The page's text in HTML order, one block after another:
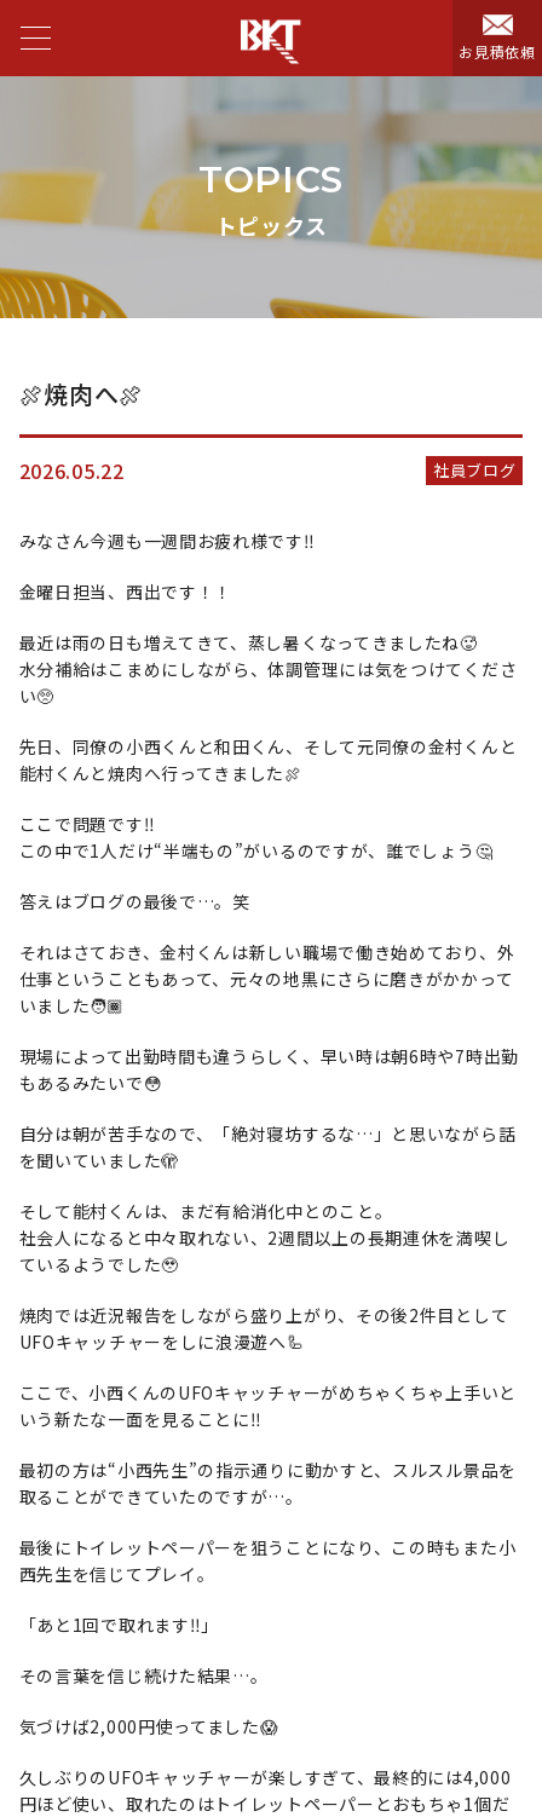
お見積依頼
TOPICS
トピックス
🍖焼肉へ🍖
2026.05.22 社員ブログ
みなさん今週も一週間お疲れ様です‼️
金曜日担当、西出です！！
最近は雨の日も増えてきて、蒸し暑くなってきましたね🥵
水分補給はこまめにしながら、体調管理には気をつけてくださ
い🥺
先日、同僚の小西くんと和田くん、そして元同僚の金村くんと
能村くんと焼肉へ行ってきました🍖
ここで問題です‼️
この中で1人だけ“半端もの”がいるのですが、誰でしょう🤔
答えはブログの最後で…。笑
それはさておき、金村くんは新しい職場で働き始めており、外
仕事ということもあって、元々の地黒にさらに磨きがかかって
いました🧑🏾
現場によって出勤時間も違うらしく、早い時は朝6時や7時出勤
もあるみたいで😳
自分は朝が苦手なので、「絶対寝坊するな…」と思いながら話
を聞いていました🫣
そして能村くんは、まだ有給消化中とのこと。
社会人になると中々取れない、2週間以上の長期連休を満喫し
ているようでした🥹
焼肉では近況報告をしながら盛り上がり、その後2件目として
UFOキャッチャーをしに浪漫遊へ🦾
ここで、小西くんのUFOキャッチャーがめちゃくちゃ上手いと
いう新たな一面を見ることに‼️
最初の方は“小西先生”の指示通りに動かすと、スルスル景品を
取ることができていたのですが…。
最後にトイレットペーパーを狙うことになり、この時もまた小
西先生を信じてプレイ。
「あと1回で取れます‼️」
その言葉を信じ続けた結果…。
気づけば2,000円使ってました😱
久しぶりのUFOキャッチャーが楽しすぎて、最終的には4,000
円ほど使い、取れたのはトイレットペーパーとおもちゃ1個だ